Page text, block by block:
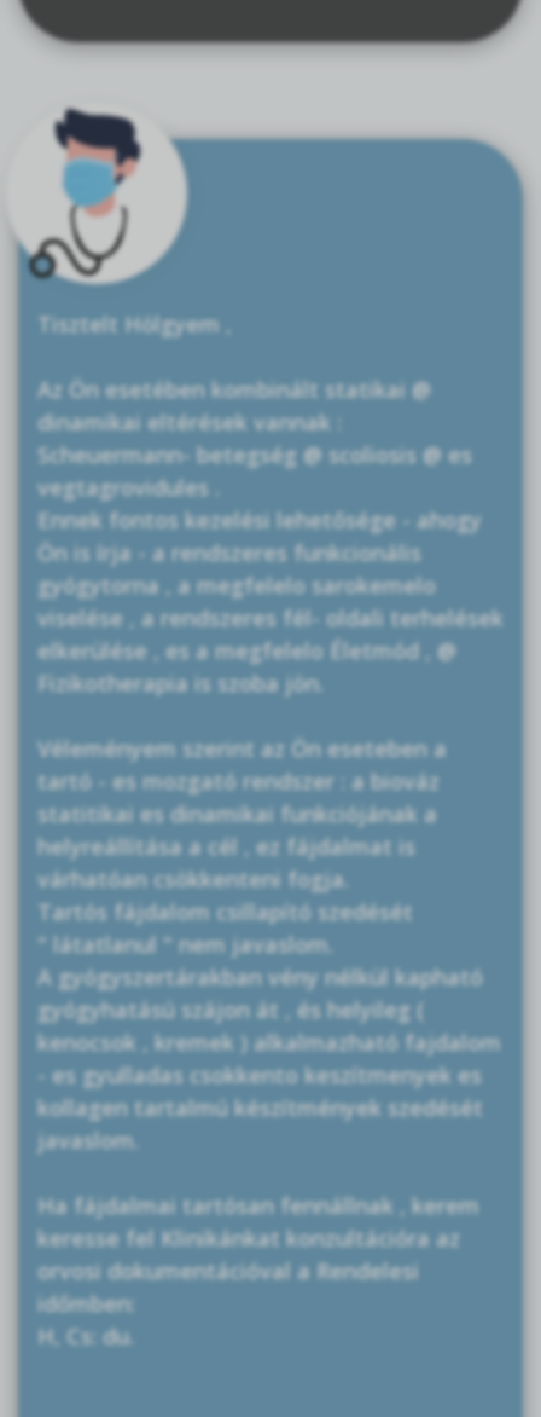
Tisztelt Hölgyem ,
Az Ön esetében kombinált statikai @
dinamikai eltérések vannak :
Scheuermann- betegség @ scoliosis @ es
vegtagrovidules .
Ennek fontos kezelési lehetősége - ahogy
Ön is írja - a rendszeres funkcionális
gyógytorna , a megfelelo sarokemelo
viselése , a rendszeres fél- oldali terhelések
elkerülése , es a megfelelo Életmód , @
Fizikotherapia is szoba jön.
Véleményem szerint az Ön eseteben a
tartó - es mozgató rendszer : a biováz
statitikai es dinamikai funkciójának a
helyreállítása a cél , ez fájdalmat is
várhatóan csökkenteni fogja.
Tartós fájdalom csillapító szedését
" látatlanul " nem javaslom.
A gyógyszertárakban vény nélkül kapható
gyógyhatású szájon át , és helyileg (
kenocsok , kremek ) alkalmazható fajdalom
- es gyulladas csokkento keszítmenyek es
kollagen tartalmú készítmények szedését
javaslom.
Ha fájdalmai tartósan fennállnak , kerem
keresse fel Klinikánkat konzultációra az
orvosi dokumentációval a Rendelesi
időmben:
H, Cs: du.